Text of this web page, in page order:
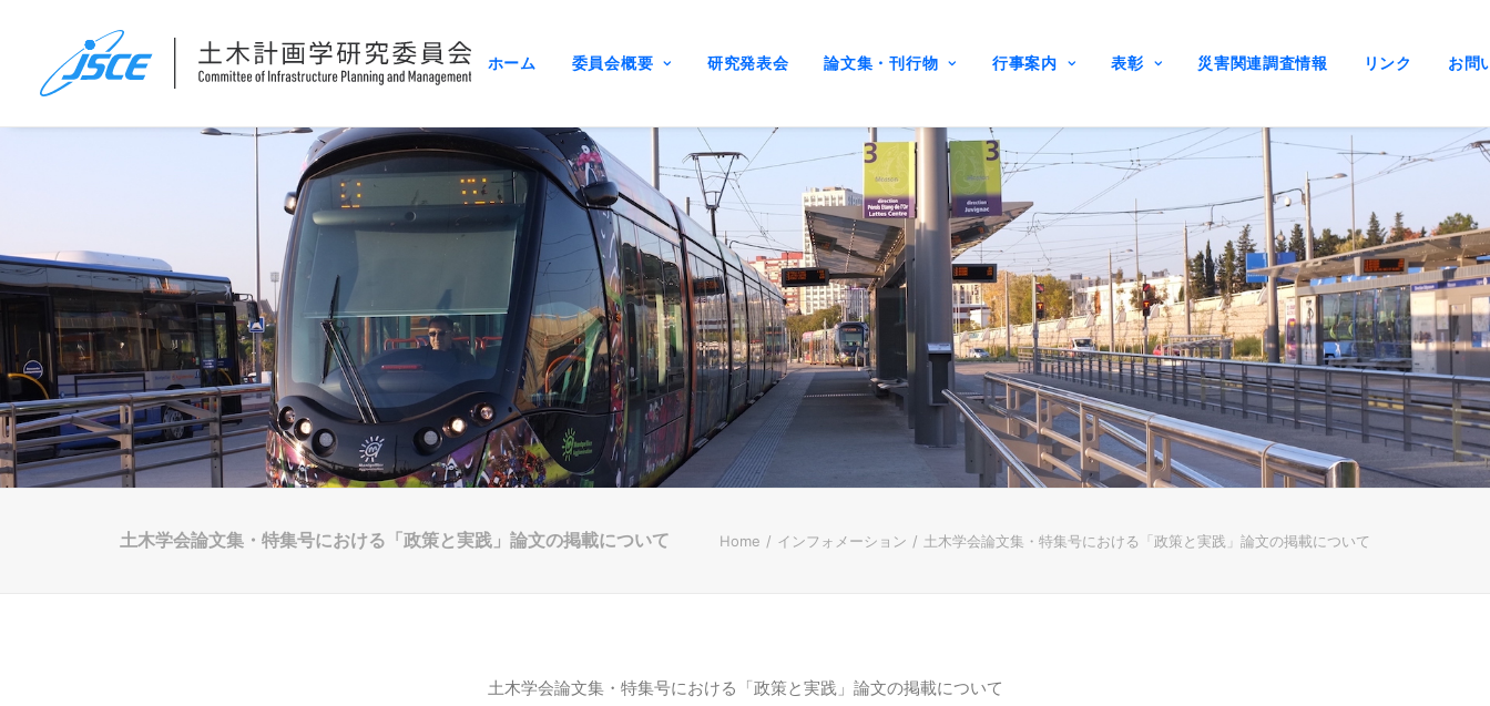
ホーム 委員会概要 研究発表会 論文集・刊行物 行事案内 表彰 災害関連調査情報 リンク お問
土木学会論文集・特集号における「政策と実践」論文の掲載について Home インフォメーション 土木学会論文集・特集号における「政策と実践」論文の掲載について
土木学会論文集・特集号における「政策と実践」論文の掲載について